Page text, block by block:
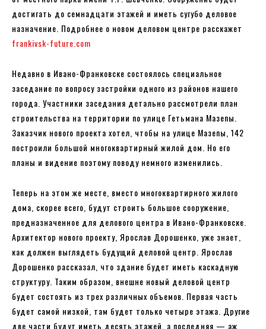
достигать до семнадцати этажей и иметь сугубо деловое
назначение. Подробнее о новом деловом центре расскажет
frankivsk-future.com
Недавно в Ивано-Франковске состоялось специальное
заседание по вопросу застройки одного из районов нашего
города. Участники заседания детально рассмотрели план
строительства на территории по улице Гетьмана Мазепы.
Заказчик нового проекта хотел, чтобы на улице Мазепы, 142
построили большой многоквартирный жилой дом. Но его
планы и видение поэтому поводу немного изменились.
Теперь на этом же месте, вместо многоквартирного жилого
дома, скорее всего, будут строить большое сооружение,
предназначенное для делового центра в Ивано-Франковске.
Архитектор нового проекту, Ярослав Дорошенко, уже знает,
как должен выглядеть будущий деловой центр. Ярослав
Дорошенко рассказал, что здание будет иметь каскадную
структуру. Таким образом, внешне новый деловой центр
будет состоять из трех различных объемов. Первая часть
будет самой низкой, там будет только четыре этажа. Другие
две части будут иметь десять этажей, а последняя — аж